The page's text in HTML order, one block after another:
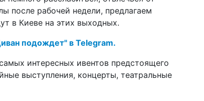
после рабочей недели, предлагаем
в Киеве на этих выходных.
подождет" в Telegram.
интересных ивентов предстоящего
выступления, концерты, театральные